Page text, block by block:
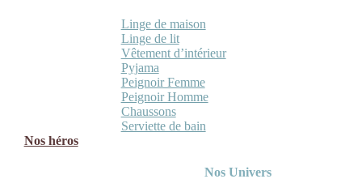
Linge de maison
Linge de lit
Vêtement d’intérieur
Pyjama
Peignoir Femme
Peignoir Homme
Chaussons
Serviette de bain
Nos héros
Nos Univers